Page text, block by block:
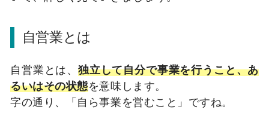
自営業とは
自営業とは、 独立して自分で事業を行うこと、あ
るいはその状態を意味します。
字の通り、「自ら事業を営むこと」ですね。